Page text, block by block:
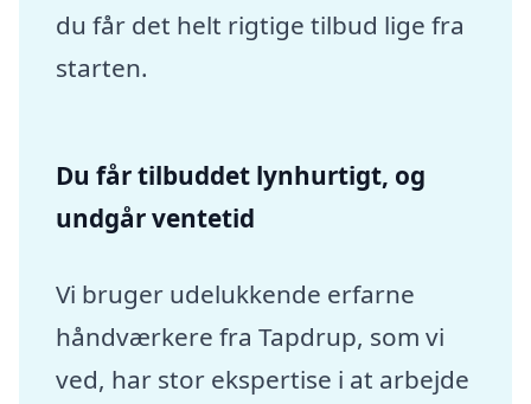
du får det helt rigtige tilbud lige fra
starten.
Du får tilbuddet lynhurtigt, og
undgår ventetid
Vi bruger udelukkende erfarne
håndværkere fra Tapdrup, som vi
ved, har stor ekspertise i at arbejde